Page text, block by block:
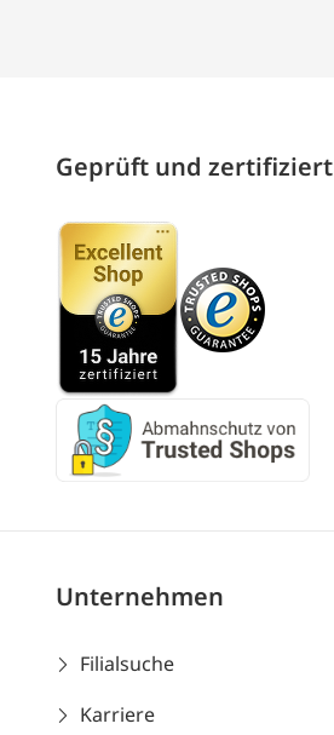
Geprüft und zertifiziert
Unternehmen
Filialsuche
Karriere